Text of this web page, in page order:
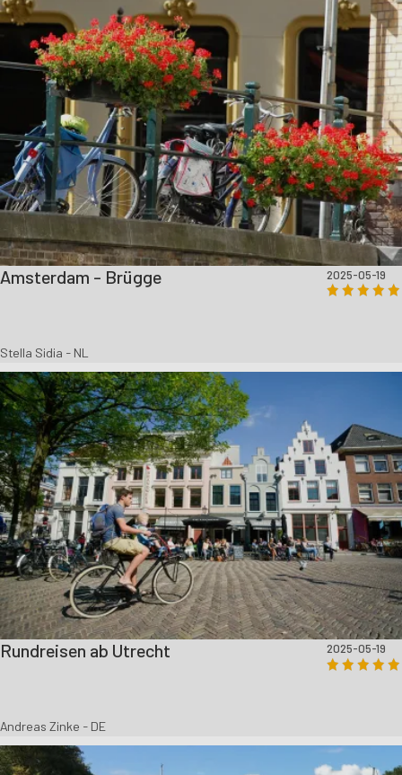
Amsterdam - Brügge 2025-05-19
Stella Sidia - NL
Rundreisen ab Utrecht 2025-05-19
Andreas Zinke - DE